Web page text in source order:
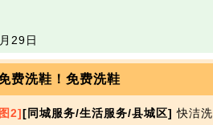
29日
费洗鞋！免费洗鞋
2][同城服务/生活服务/县城区] 快洁洗